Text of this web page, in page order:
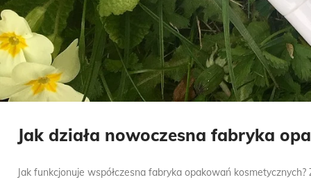
Jak działa nowoczesna fabryka
Jak funkcjonuje współczesna fabryka opakowań